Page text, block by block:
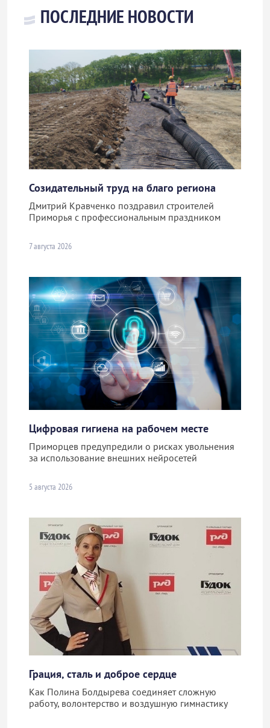
ПОСЛЕДНИЕ НОВОСТИ
Созидательный труд на благо региона
Дмитрий Кравченко поздравил строителей
Приморья с профессиональным праздником
7 августа 2026
Цифровая гигиена на рабочем месте
Приморцев предупредили о рисках увольнения
за использование внешних нейросетей
5 августа 2026
Грация, сталь и доброе сердце
Как Полина Болдырева соединяет сложную
работу, волонтерство и воздушную гимнастику